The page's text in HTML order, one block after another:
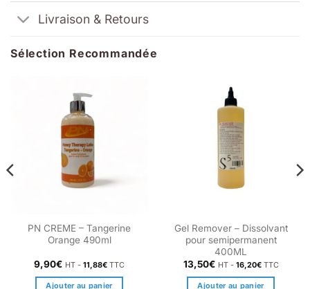
Livraison & Retours
Sélection Recommandée
PN CREME – Tangerine
Orange 490ml
9,90€ HT - 11,88€ TTC
Ajouter au panier
Gel Remover – Dissolvant
pour semipermanent
400ML
13,50€ HT - 16,20€TTC
Ajouter au panier